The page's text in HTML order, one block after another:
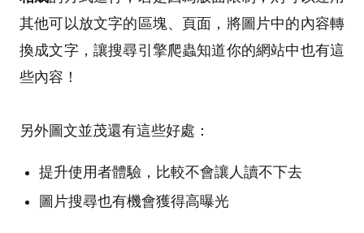
其他可以放文字的區塊、頁面，將圖片中的內容轉
換成文字，讓搜尋引擎爬蟲知道你的網站中也有這
些內容！
另外圖文並茂還有這些好處：
提升使用者體驗，比較不會讓人讀不下去
圖片搜尋也有機會獲得高曝光